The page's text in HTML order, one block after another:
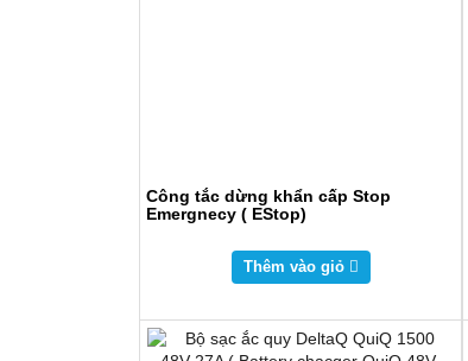
Công tắc dừng khẩn cấp Stop
Emergnecy ( EStop)
Thêm vào giỏ